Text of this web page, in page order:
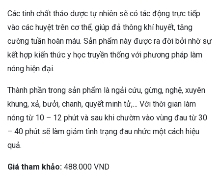
Các tinh chất thảo dược tự nhiên sẽ có tác động trực tiếp
vào các huyệt trên cơ thể, giúp đả thông khí huyết, tăng
cường tuần hoàn máu. Sản phẩm này được ra đời bởi nhờ sự
kết hợp kiến thức y học truyền thống với phương pháp làm
nóng hiện đại.
Thành phần trong sản phẩm là ngải cứu, gừng, nghệ, xuyên
khung, xả, bưởi, chanh, quyết minh tử,… Với thời gian làm
nóng từ 10 – 12 phút và sau khi chườm vào vùng đau từ 30
– 40 phút sẽ làm giảm tình trạng đau nhức một cách hiệu
quả.
Giá tham khảo: 488.000 VND